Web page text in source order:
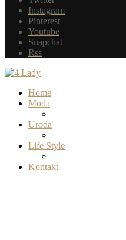
Instagram
Pinterest
Youtube
Snapchat
Rss
Home
Moda
Uroda
Life Style
Kontakt